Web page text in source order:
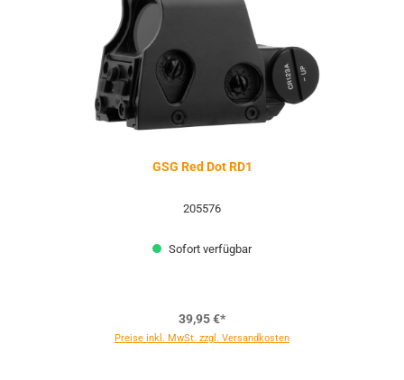
GSG Red Dot RD1
205576
Sofort verfügbar
39,95 €*
Preise inkl. MwSt. zzgl. Versandkosten